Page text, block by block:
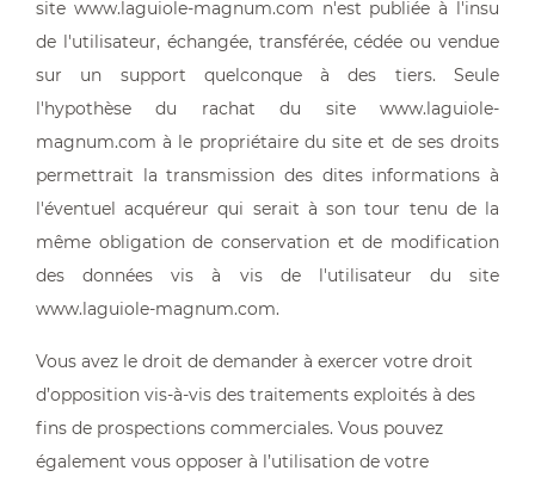
site www.laguiole-magnum.com n'est publiée à l'insu
de l'utilisateur, échangée, transférée, cédée ou vendue
sur un support quelconque à des tiers. Seule
l'hypothèse du rachat du site www.laguiole-
magnum.com à le propriétaire du site et de ses droits
permettrait la transmission des dites informations à
l'éventuel acquéreur qui serait à son tour tenu de la
même obligation de conservation et de modification
des données vis à vis de l'utilisateur du site
www.laguiole-magnum.com.
Vous avez le droit de demander à exercer votre droit
d’opposition vis-à-vis des traitements exploités à des
fins de prospections commerciales. Vous pouvez
également vous opposer à l’utilisation de votre